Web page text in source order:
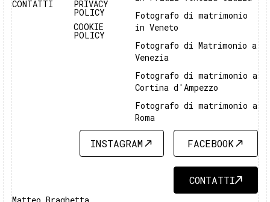
CONTATTI
PRIVACY
POLICY
COOKIE
POLICY
Fotografo di matrimonio
in Veneto
Fotografo di Matrimonio a
Venezia
Fotografo di matrimonio a
Cortina d'Ampezzo
Fotografo di matrimonio a
Roma
INSTAGRAM
INSTAGRAM
FACEBOOK
FACEBOOK
CONTATTI
CONTATTI